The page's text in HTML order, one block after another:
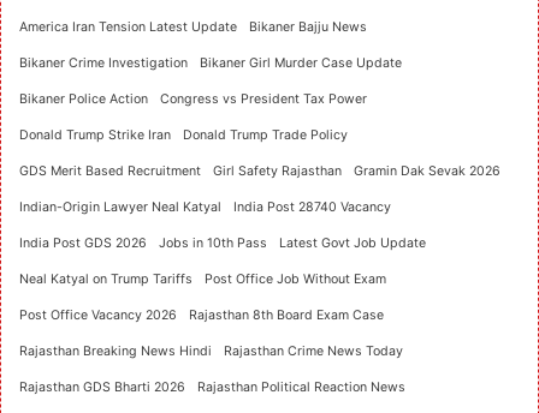
America Iran Tension Latest Update Bikaner Bajju News
Bikaner Crime Investigation Bikaner Girl Murder Case Update
Bikaner Police Action Congress vs President Tax Power
Donald Trump Strike Iran Donald Trump Trade Policy
GDS Merit Based Recruitment Girl Safety Rajasthan Gramin Dak Sevak 2026
Indian-Origin Lawyer Neal Katyal India Post 28740 Vacancy
India Post GDS 2026 Jobs in 10th Pass Latest Govt Job Update
Neal Katyal on Trump Tariffs Post Office Job Without Exam
Post Office Vacancy 2026 Rajasthan 8th Board Exam Case
Rajasthan Breaking News Hindi Rajasthan Crime News Today
Rajasthan GDS Bharti 2026 Rajasthan Political Reaction News